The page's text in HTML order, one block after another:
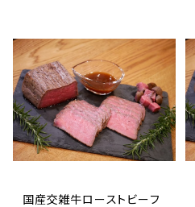
国産交雑牛ローストビーフ